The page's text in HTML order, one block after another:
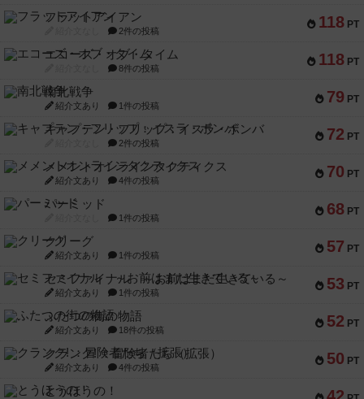
118 PT
フラットアイアン
2件の投稿
118 PT
エコーズ・オブ・タイム
8件の投稿
79 PT
南北戦争
紹介文あり 1件の投稿
72 PT
キャプテン・フリップ：イスラ・ボンバ
2件の投稿
70 PT
メメントオンラインタクティクス
紹介文あり 4件の投稿
68 PT
パーミッド
1件の投稿
57 PT
クリーグ
紹介文あり 1件の投稿
53 PT
セミファイナル ～お前はまだ生きている～
紹介文あり 1件の投稿
52 PT
ふたつの街の物語
紹介文あり 18件の投稿
50 PT
クランク! ：冒険者たち（拡張）
紹介文あり 4件の投稿
とうほうの！